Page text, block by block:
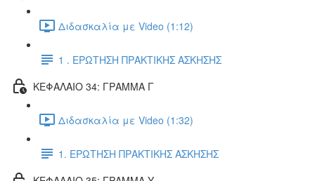
Διδασκαλία με Video (1:12)
1 . ΕΡΩΤΗΣΗ ΠΡΑΚΤΙΚΗΣ ΑΣΚΗΣΗΣ
ΚΕΦΑΛΑΙΟ 34: ΓΡΑΜΜΑ Γ
Διδασκαλία με Video (1:32)
1. ΕΡΩΤΗΣΗ ΠΡΑΚΤΙΚΗΣ ΑΣΚΗΣΗΣ